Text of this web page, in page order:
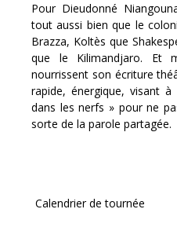
Pour Dieudonné
tout aussi bien que le
Brazza, Koltès que
que le Kilimandjaro. Et
nourrissent son écriture
rapide, énergique, visant
dans les nerfs » pour ne
sorte de la parole partagée.
Calendrier de tournée